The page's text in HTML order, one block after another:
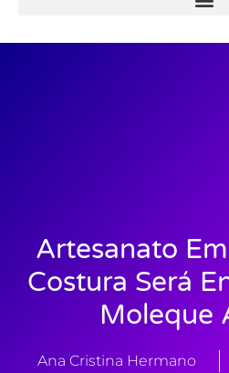
Artesanato
Costura Será
Moleque
Ana Cristina Hermano